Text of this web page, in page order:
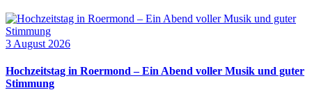
3 August 2026
Hochzeitstag in Roermond – Ein Abend voller Musik und guter
Stimmung